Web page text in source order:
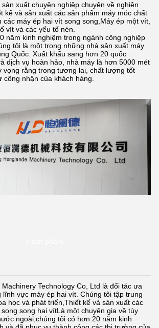
xuất chuyên nghiệp chuyên về nghiên
kế và sản xuất các sản phẩm máy móc chất
máy ép hai vít song song,Máy ép một vít,
vít và các yếu tố nén.
năm kinh nghiệm trong ngành công nghiệp
tôi là một trong những nhà sản xuất máy
Quốc. Xuất khẩu sang hơn 20 quốc
dịch vụ hoàn hảo, nhà máy là hơn 5000 mét
vọng rằng trong tương lai, chất lượng tốt
nhận của khách hàng.
Technology Co, Ltd là đối tác ưa
lĩnh vực máy ép hai vít. Chúng tôi tập trung
học và phát triển,Thiết kế và sản xuất các
song hai vítLà một chuyên gia về tùy
ngoài,chúng tôi có hơn 20 năm kinh